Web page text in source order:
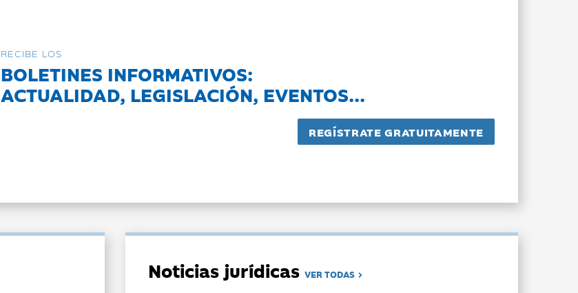
RECIBE LOS
BOLETINES INFORMATIVOS:
ACTUALIDAD, LEGISLACIÓN, EVENTOS...
Noticias jurídicasVER TODAS